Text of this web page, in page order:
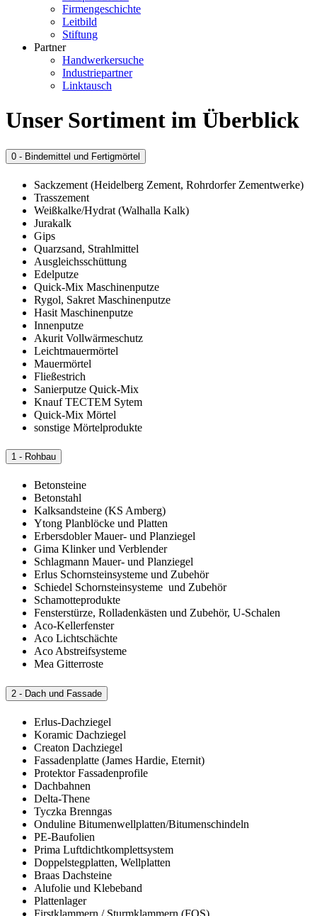
Firmengeschichte
Leitbild
Stiftung
Partner
Handwerkersuche
Industriepartner
Linktausch
Unser Sortiment im Überblick
0 - Bindemittel und Fertigmörtel
Sackzement (Heidelberg Zement, Rohrdorfer Zementwerke)
Trasszement
Weißkalke/Hydrat (Walhalla Kalk)
Jurakalk
Gips
Quarzsand, Strahlmittel
Ausgleichsschüttung
Edelputze
Quick-Mix Maschinenputze
Rygol, Sakret Maschinenputze
Hasit Maschinenputze
Innenputze
Akurit Vollwärmeschutz
Leichtmauermörtel
Mauermörtel
Fließestrich
Sanierputze Quick-Mix
Knauf TECTEM Sytem
Quick-Mix Mörtel
sonstige Mörtelprodukte
1 - Rohbau
Betonsteine
Betonstahl
Kalksandsteine (KS Amberg)
Ytong Planblöcke und Platten
Erbersdobler Mauer- und Planziegel
Gima Klinker und Verblender
Schlagmann Mauer- und Planziegel
Erlus Schornsteinsysteme und Zubehör
Schiedel Schornsteinsysteme und Zubehör
Schamotteprodukte
Fensterstürze, Rolladenkästen und Zubehör, U-Schalen
Aco-Kellerfenster
Aco Lichtschächte
Aco Abstreifsysteme
Mea Gitterroste
2 - Dach und Fassade
Erlus-Dachziegel
Koramic Dachziegel
Creaton Dachziegel
Fassadenplatte (James Hardie, Eternit)
Protektor Fassadenprofile
Dachbahnen
Delta-Thene
Tyczka Brenngas
Onduline Bitumenwellplatten/Bitumenschindeln
PE-Baufolien
Prima Luftdichtkomplettsystem
Doppelstegplatten, Wellplatten
Braas Dachsteine
Alufolie und Klebeband
Plattenlager
Firstklammern / Sturmklammern (FOS)